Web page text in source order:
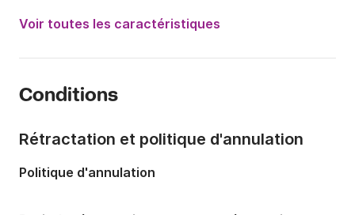
Année:
Nombre de salles de bains:
Puissance moteur:
Voir toutes les caractéristiques
Conditions
Rétractation et politique d'annulation
Politique d'annulation